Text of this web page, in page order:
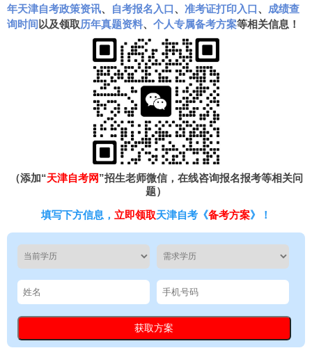
年天津自考政策资讯、 自考报名入口、 准考证打印入口、 成绩查
询时间 以及领取历年真题资料、 个人专属备考方案等相关信息！
（添加“天津自考网”招生老师微信，在线咨询报名报考等相关问
题）
填写下方信息， 立即领取天津自考《备考方案》！